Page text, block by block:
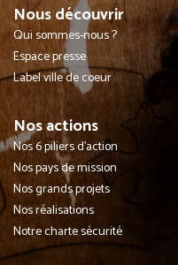
Nous découvrir
Qui sommes-nous ?
Espace presse
Label ville de coeur
Nos actions
Nos 6 piliers d'action
Nos pays de mission
Nos grands projets
Nos réalisations
Notre charte sécurité